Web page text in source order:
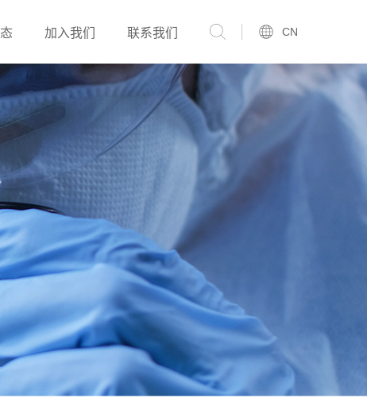
加入我们 联系我们 CN